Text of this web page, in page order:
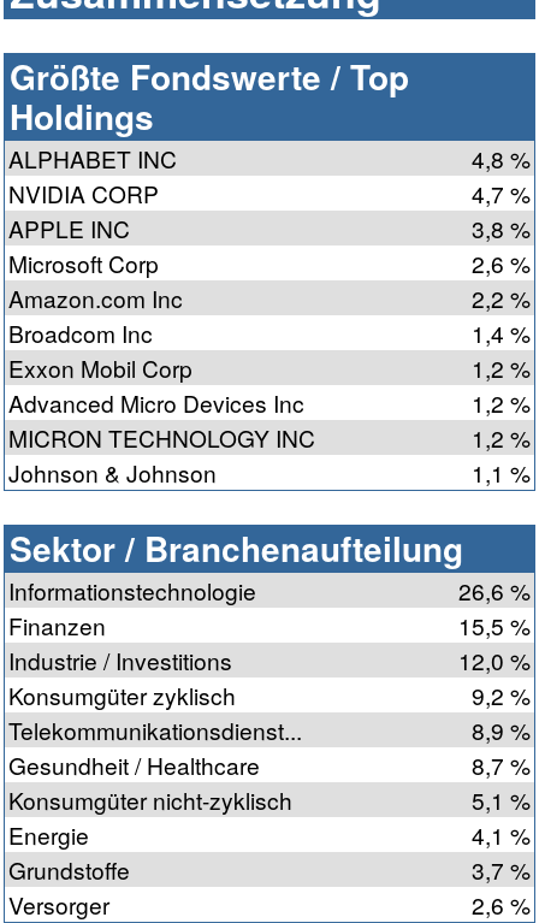
Größte Fondswerte / Top
Holdings
ALPHABET INC
4,8 %
NVIDIA CORP
4,7 %
APPLE INC
3,8 %
Microsoft Corp
2,6 %
Amazon.com Inc
2,2 %
Broadcom Inc
1,4 %
Exxon Mobil Corp
1,2 %
Advanced Micro Devices Inc
1,2 %
MICRON TECHNOLOGY INC
1,2 %
Johnson & Johnson
1,1 %
Sektor / Branchenaufteilung
Informationstechnologie
26,6 %
Finanzen
15,5 %
Industrie / Investitions
12,0 %
Konsumgüter zyklisch
9,2 %
Telekommunikationsdienst...
8,9 %
Gesundheit / Healthcare
8,7 %
Konsumgüter nicht-zyklisch
5,1 %
Energie
4,1 %
Grundstoffe
3,7 %
Versorger
2,6 %